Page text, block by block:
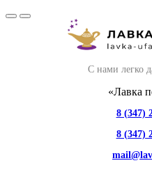
С нами легко
«Лавка
8 (347)
8 (347)